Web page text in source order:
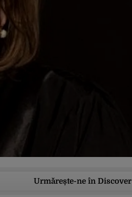
Urmărește-ne în Discover